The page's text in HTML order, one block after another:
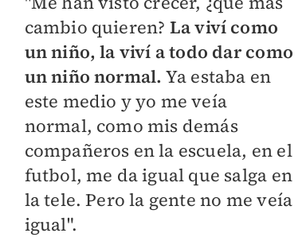
cambio quieren? La viví como
un niño, la viví a todo dar como
un niño normal. Ya estaba en
este medio y yo me veía
normal, como mis demás
compañeros en la escuela, en el
futbol, me da igual que salga en
la tele. Pero la gente no me veía
igual".